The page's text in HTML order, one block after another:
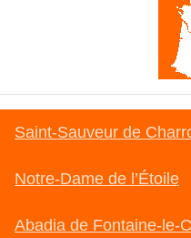
Saint-Sauveur de
Notre-Dame de l’Étoile
Abadia de Fontaine-le-